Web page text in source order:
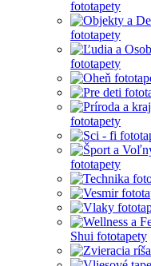
fototapety
fototapety
fototapety
fototapety
fototapety
Shui fototapety